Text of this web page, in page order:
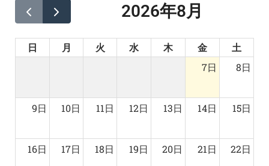
2026年8月
日 月 火 水 木 金
土
7日
8日
9日 10日 11日 12日 13日 14日 15日
16日 17日 18日 19日 20日 21日 22日